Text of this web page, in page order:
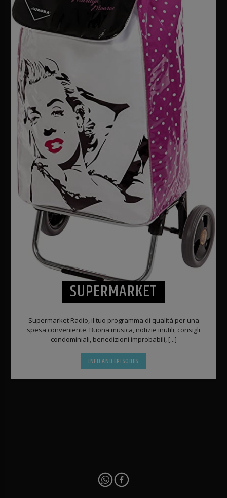
SUPERMARKET
Supermarket Radio, il tuo programma di qualità per una
spesa conveniente. Buona musica, notizie inutili, consigli
condominiali, benedizioni improbabili, [...]
INFO AND EPISODES